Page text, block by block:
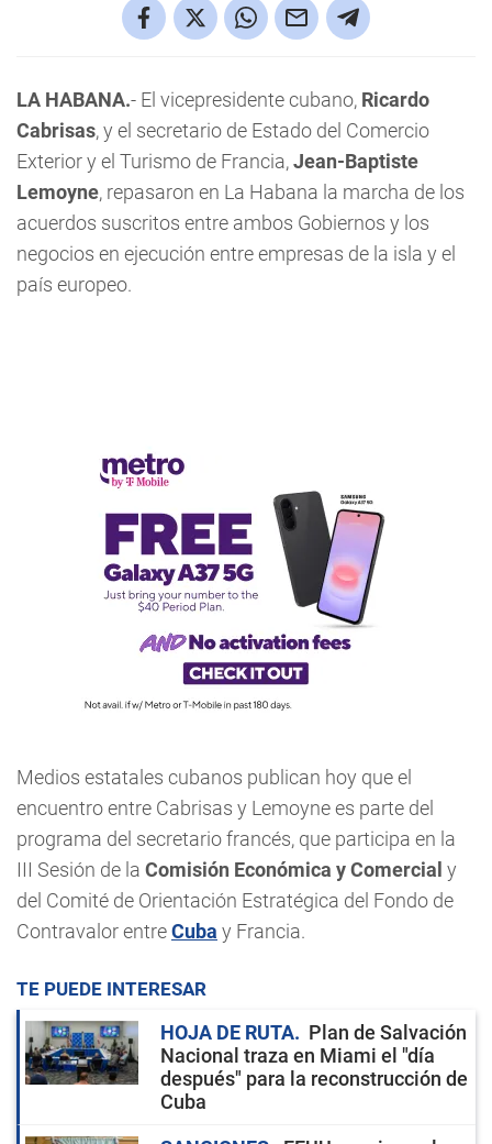
LA HABANA.- El vicepresidente cubano, Ricardo
Cabrisas, y el secretario de Estado del Comercio
Exterior y el Turismo de Francia,Jean-Baptiste
Lemoyne, repasaron en La Habana la marcha de los
acuerdos suscritos entre ambos Gobiernos y los
negocios en ejecución entre empresas de la isla y el
país europeo.
Medios estatales cubanos publican hoy que el
encuentro entre Cabrisas y Lemoyne es parte del
programa del secretario francés, que participa en la
III Sesión de la Comisión Económica y Comercial y
del Comité de Orientación Estratégica del Fondo de
Contravalor entreCuba y Francia.
TE PUEDE INTERESAR
HOJA DE RUTA
Plan de Salvación
Nacional traza en Miami el "día
después" para la reconstrucción de
Cuba